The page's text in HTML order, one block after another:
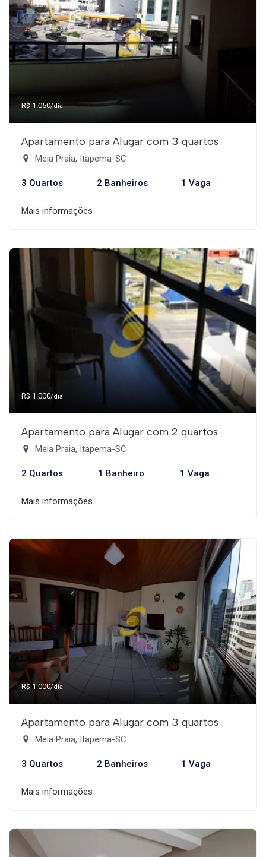
R$ 1.050/dia
Apartamento para Alugar com 3 quartos
Meia Praia, Itapema-SC
3 Quartos 2 Banheiros 1 Vaga
Mais informações
R$ 1.000/dia
Apartamento para Alugar com 2 quartos
Meia Praia, Itapema-SC
2 Quartos 1 Banheiro 1 Vaga
Mais informações
R$ 1.000/dia
Apartamento para Alugar com 3 quartos
Meia Praia, Itapema-SC
3 Quartos 2 Banheiros 1 Vaga
Mais informações